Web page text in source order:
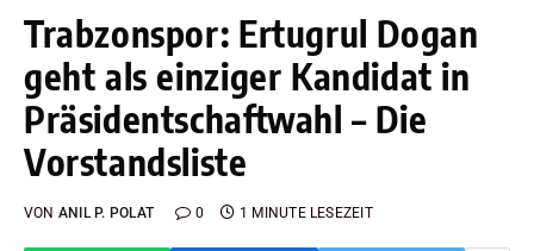
Trabzonspor: Ertugrul Dogan
geht als einziger Kandidat in
Präsidentschaftwahl – Die
Vorstandsliste
VON ANIL P. POLAT 0 1 MINUTE LESEZEIT